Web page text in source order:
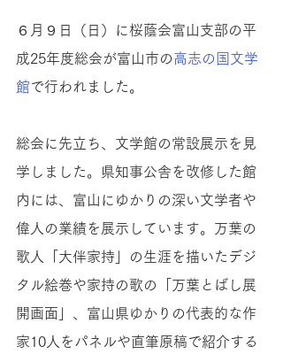
６月９日（日）に桜蔭会富山支部の平
成25年度総会が富山市の高志の国文学
館で行われました。
総会に先立ち、文学館の常設展示を見
学しました。県知事公舎を改修した館
内には、富山にゆかりの深い文学者や
偉人の業績を展示しています。万葉の
歌人「大伴家持」の生涯を描いたデジ
タル絵巻や家持の歌の「万葉とばし展
開画面」、富山県ゆかりの代表的な作
家10人をパネルや直筆原稿で紹介する